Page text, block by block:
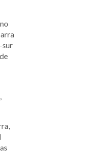
sur